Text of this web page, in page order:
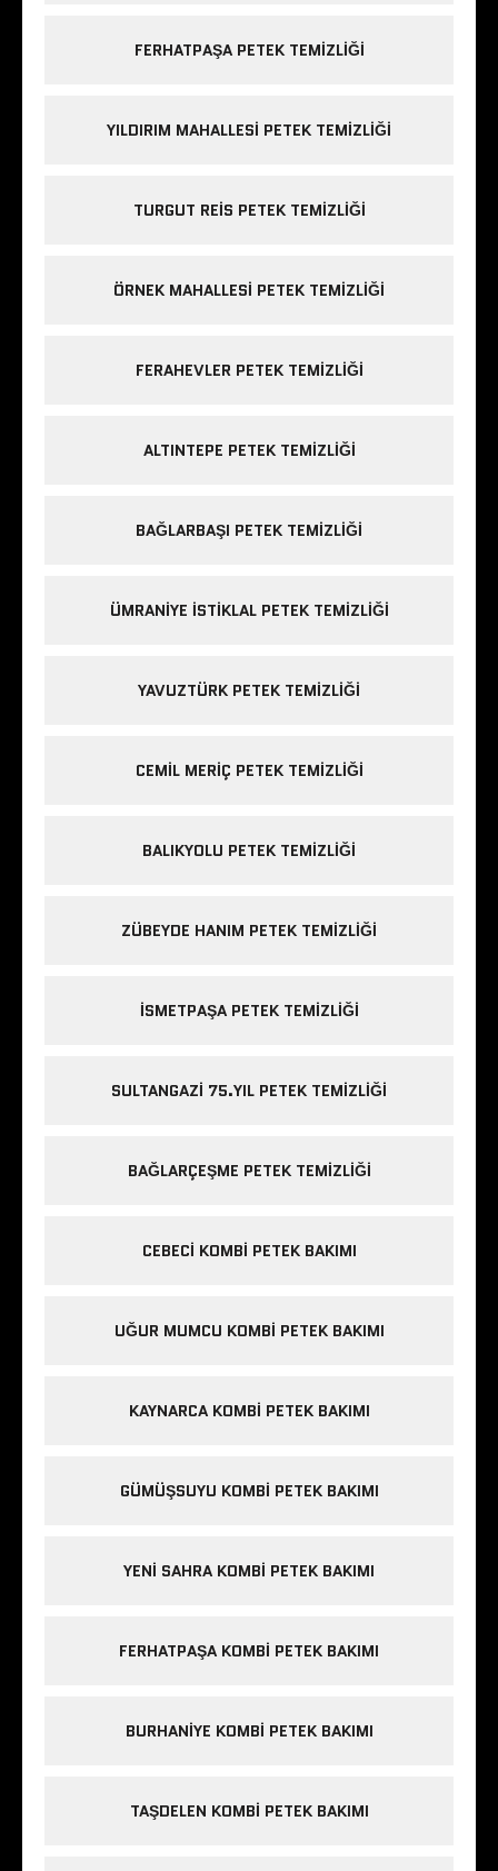
FERHATPAŞA PETEK TEMIZLIĞI
YILDIRIM MAHALLESI PETEK TEMIZLIĞI
TURGUT REIS PETEK TEMIZLIĞI
ÖRNEK MAHALLESI PETEK TEMIZLIĞI
FERAHEVLER PETEK TEMIZLIĞI
ALTINTEPE PETEK TEMIZLIĞI
BAĞLARBAŞI PETEK TEMIZLIĞI
ÜMRANIYE ISTIKLAL PETEK TEMIZLIĞI
YAVUZTÜRK PETEK TEMIZLIĞI
CEMIL MERIÇ PETEK TEMIZLIĞI
BALIKYOLU PETEK TEMIZLIĞI
ZÜBEYDE HANIM PETEK TEMIZLIĞI
ISMETPAŞA PETEK TEMIZLIĞI
SULTANGAZI 75.YIL PETEK TEMIZLIĞI
BAĞLARÇEŞME PETEK TEMIZLIĞI
CEBECI KOMBI PETEK BAKIMI
UĞUR MUMCU KOMBI PETEK BAKIMI
KAYNARCA KOMBI PETEK BAKIMI
GÜMÜŞSUYU KOMBI PETEK BAKIMI
YENI SAHRA KOMBI PETEK BAKIMI
FERHATPAŞA KOMBI PETEK BAKIMI
BURHANIYE KOMBI PETEK BAKIMI
TAŞDELEN KOMBI PETEK BAKIMI